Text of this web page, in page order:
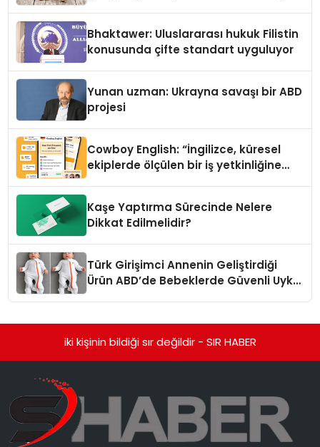
Bhaktawer: Uluslararası hukuk Filistin
konusunda çifte standart uyguluyor
Yunan uzman: Ukrayna savaşı bir ABD
projesi
Cowboy English: “İngilizce, küresel
ekiplerde ölçülen bir iş yetkinliğine
Kaşe Yaptırma Sürecinde Nelere
Dikkat Edilmelidir?
Türk Girişimci Annenin Geliştirdiği
Ürün ABD’de Bebeklerde Güvenli Uyku
iki kişinin bildiği sır değildir - SIR HABER